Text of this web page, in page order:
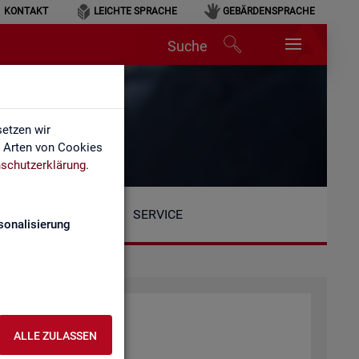
wir
von Cookies
.
ALLE ZULASSEN
KONTAKT LEICHTE SPRACHE GEBÄRDENSPRACHE
Suche
SERVICE